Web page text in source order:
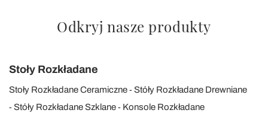
Odkryj nasze produkty
Stoły Rozkładane
Stoły Rozkładane Ceramiczne
Stóły Rozkładane Drewniane
Stóły Rozkładane Szklane
Konsole Rozkładane